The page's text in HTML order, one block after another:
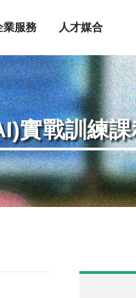
業服務 人才媒合
實戰訓練